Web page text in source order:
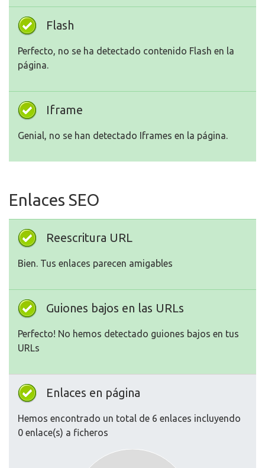
Flash
Perfecto, no se ha detectado contenido Flash en la
página.
Iframe
Genial, no se han detectado Iframes en la página.
Enlaces SEO
Reescritura URL
Bien. Tus enlaces parecen amigables
Guiones bajos en las URLs
Perfecto! No hemos detectado guiones bajos en tus
URLs
Enlaces en página
Hemos encontrado un total de 6 enlaces incluyendo
0 enlace(s) a ficheros